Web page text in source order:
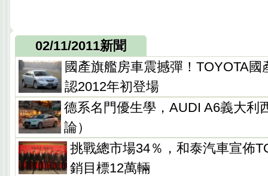
02/11/2011新聞
國產旗艦房車震撼彈！TOYOTA
認2012年初登場
德系名門優生學，AUDI A6義大利
論）
挑戰總市場34％，和泰汽車宣佈
銷目標12萬輛